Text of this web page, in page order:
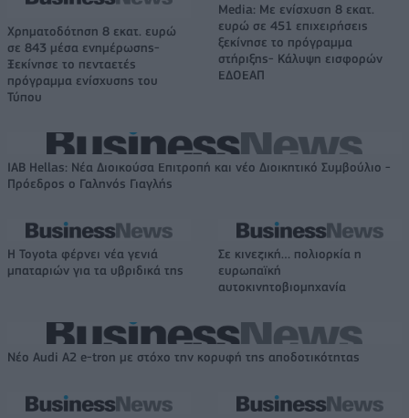
Χρηματοδότηση 8 εκατ. ευρώ
σε 843 μέσα ενημέρωσης-
Ξεκίνησε το πενταετές
πρόγραμμα ενίσχυσης του
Τύπου
Media: Με ενίσχυση 8 εκατ.
ευρώ σε 451 επιχειρήσεις
ξεκίνησε το πρόγραμμα
στήριξης- Κάλυψη εισφορών
ΕΔΟΕΑΠ
IAB Hellas: Νέα Διοικούσα Επιτροπή και νέο Διοικητικό Συμβούλιο -
Πρόεδρος ο Γαληνός Γιαγλής
Η Toyota φέρνει νέα γενιά
μπαταριών για τα υβριδικά της
Σε κινεζική… πολιορκία η
ευρωπαϊκή
αυτοκινητοβιομηχανία
Νέο Audi A2 e-tron με στόχο την κορυφή της αποδοτικότητας